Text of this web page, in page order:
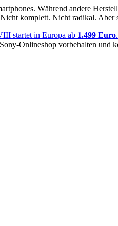
Während andere
komplett. Nicht radikal.
startet in Europa ab 1.499 Euro
Onlineshop vorbehalten und